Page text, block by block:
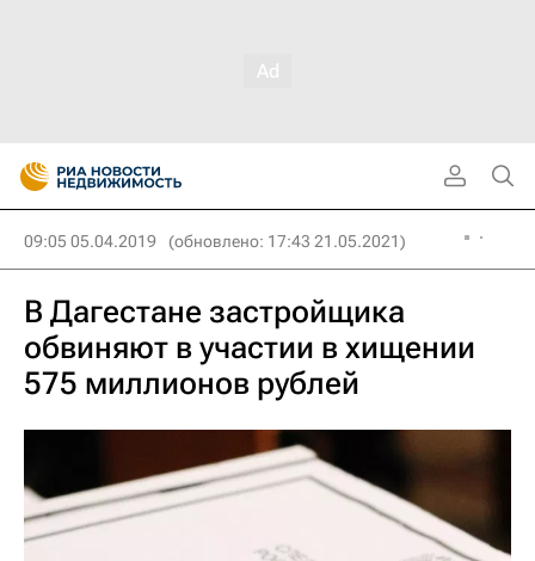
09:05 05.04.2019 (обновлено: 17:43 21.05.2021)
В Дагестане застройщика
обвиняют в участии в хищении
575 миллионов рублей